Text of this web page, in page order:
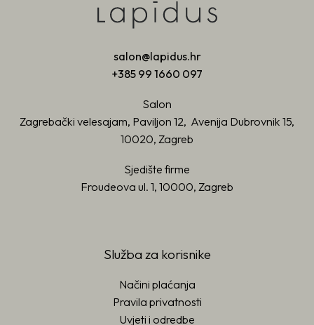
salon@lapidus.hr
+385 99 1660 097
Salon
Zagrebački velesajam, Paviljon 12, Avenija Dubrovnik 15,
10020, Zagreb
Sjedište firme
Froudeova ul. 1, 10000, Zagreb
Služba za korisnike
Načini plaćanja
Pravila privatnosti
Uvjeti i odredbe